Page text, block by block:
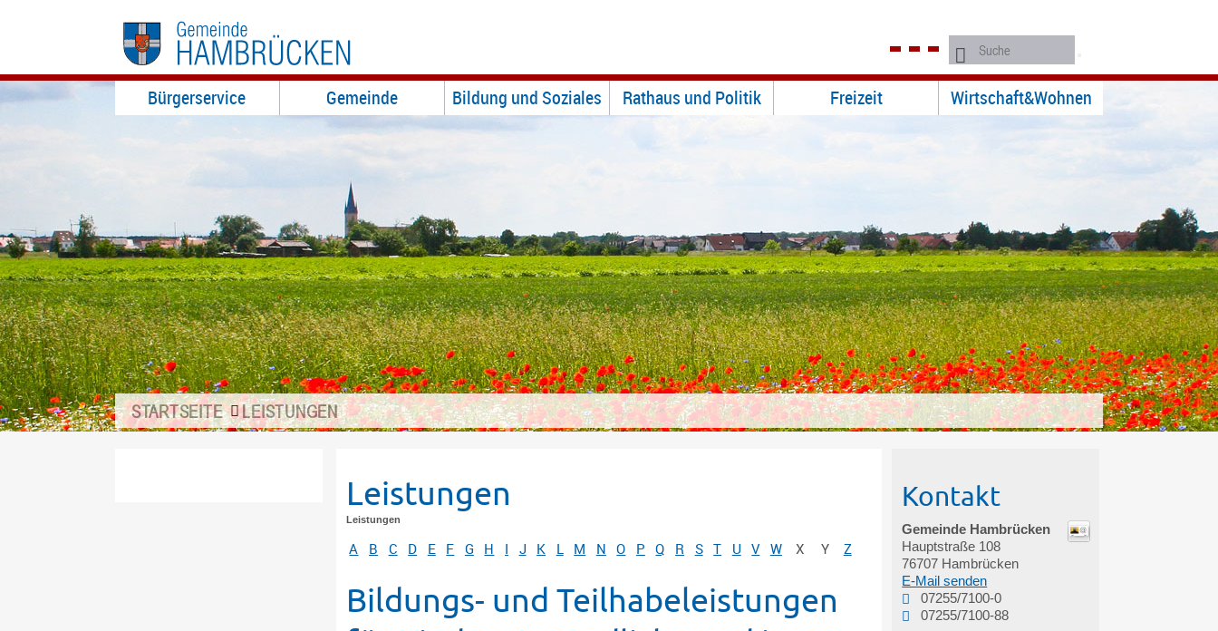
Bürgerservice Gemeinde Bildung und Soziales Rathaus und Politik Freizeit Wirtschaft&Wohnen
STARTSEITE LEISTUNGEN
Leistungen
Leistungen
A B C D E F G H I J K L M N O P Q R S T U V W X Y Z
Bildungs- und Teilhabeleistungen
Kontakt
Gemeinde Hambrücken
Hauptstraße 108
76707 Hambrücken
E-Mail senden
07255/7100-0
07255/7100-88